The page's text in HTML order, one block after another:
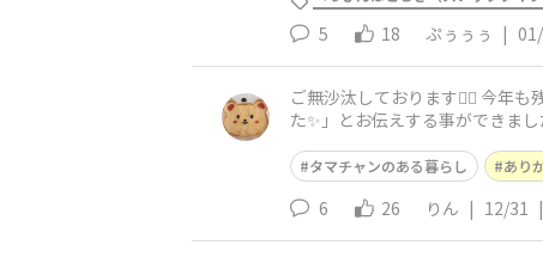
5 18 ぷぅぅぅ |
ご無沙汰しております🙇‍♀️ 今年も残すところあと1時間ですね☺️ 今日が仕事
た✨」とお伝えする事ができました😊 そして明日には仕事始めです😅笑 今年はご縁があり、タマチャンショップを知る事がで
タマチャンのある暮らし あり
6 26 りん | 12/31 |